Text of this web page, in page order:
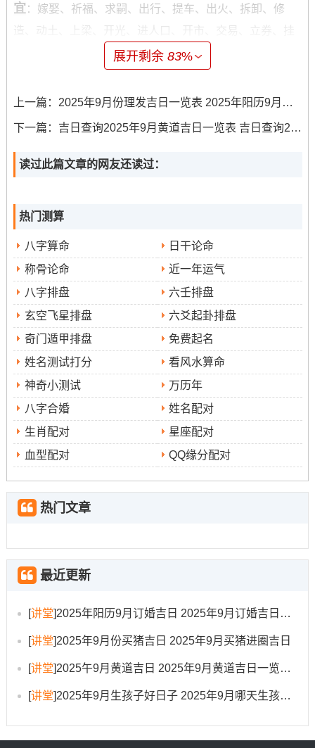
宜 ：嫁娶、祈福、求嗣、出行、提车、出火、拆卸、修
匾、安床、入宅、移徙、栽种、伐木、入殓、破土、除
拆开看 ：此日吉神庇佑~宜事狠多地方,百无禁忌.提车纳入
宜列、寓意新车入门将为家庭生活带来和谐与顺利 -开启崭
冲狗煞南、属狗者应择他日。
时辰建议
20:59）、丁亥时（21：00-22：59）。
3.日期：9月12日（星期五 农历七月廿一）
宜 :嫁娶、出行、提车、伐木、拆卸、修造、动土、移徙、
安葬、破土、修坟、立碑
忌：掘井、祈福、安床、开市、入宅、挂匾、开光
拆开看:此日天德黄道 三合吉日；气场和谐，利于开展新
的变动。选择此日提车,有助未来路途顺畅；事业通达。冲
虎煞南；属虎人士需留意。
时辰建议：壬申时（15：00-16:59）、甲戌时（19:00-
4.日期：9月13日（星期六- 农历七月廿二）
忌:诸事不宜
分析:此日虽“馀事勿取”。但出行与提车明确列为适宜之事;
时辰建议
:己卯时（5:00-6:59）、辛巳时（9:00-10:59）、
5.日期：9月14日（星期日，农历七月廿三）
展开剩余83%
上一篇： 2025年9月份理发吉日一览表 2025年阳历9月份理发吉日
下一篇： 吉日查询2025年9月黄道吉日一览表 吉日查询2025黄道吉日
读过此篇文章的网友还读过：
热门测算
八字算命
日干论命
称骨论命
近一年运气
八字排盘
六壬排盘
玄空飞星排盘
六爻起卦排盘
奇门遁甲排盘
免费起名
姓名测试打分
看风水算命
神奇小测试
万历年
八字合婚
姓名配对
生肖配对
星座配对
血型配对
QQ缘分配对
热门文章
最近更新
[讲堂]2025年阳历9月订婚吉日 2025年9月订婚吉日有哪几天
[讲堂]2025年9月份买猪吉日 2025年9月买猪进圈吉日
[讲堂]2025午9月黄道吉日 2025年9月黄道吉日一览表大全
[讲堂]2025年9月生孩子好日子 2025年9月哪天生孩子比较好